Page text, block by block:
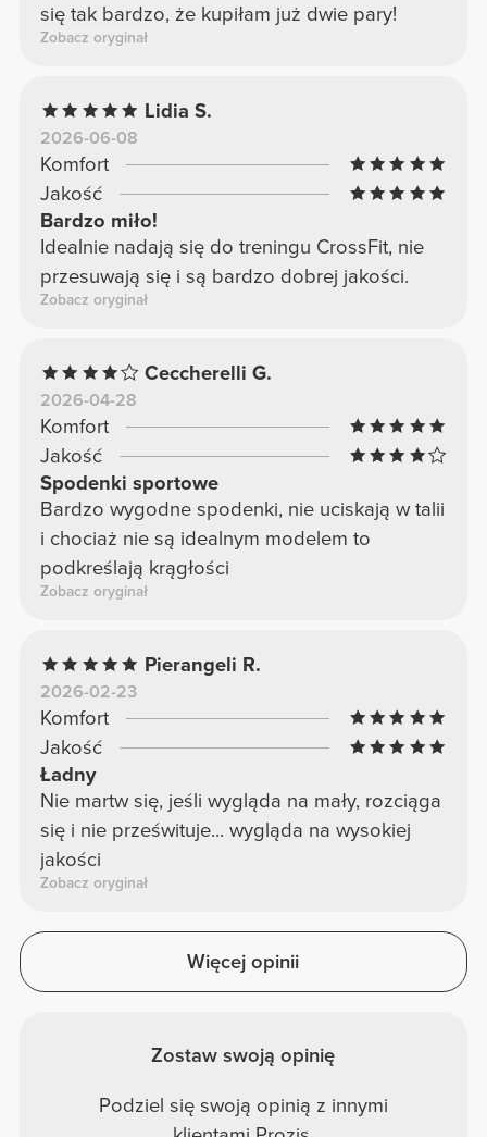
się tak bardzo, że kupiłam już dwie pary!
Zobacz oryginał
Lidia S.
2026-06-08
Komfort
Jakość
Bardzo miło!
Idealnie nadają się do treningu CrossFit, nie
przesuwają się i są bardzo dobrej jakości.
Zobacz oryginał
Ceccherelli G.
2026-04-28
Komfort
Jakość
Spodenki sportowe
Bardzo wygodne spodenki, nie uciskają w talii
i chociaż nie są idealnym modelem to
podkreślają krągłości
Zobacz oryginał
Pierangeli R.
2026-02-23
Komfort
Jakość
Ładny
Nie martw się, jeśli wygląda na mały, rozciąga
się i nie prześwituje... wygląda na wysokiej
jakości
Zobacz oryginał
Więcej opinii
Zostaw swoją opinię
Podziel się swoją opinią z innymi